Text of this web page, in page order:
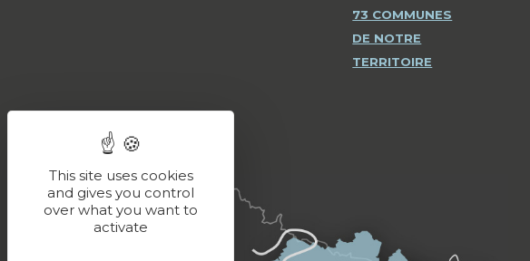
73 COMMUNES
DE NOTRE
TERRITOIRE
This site uses cookies
and gives you control
over what you want to
activate